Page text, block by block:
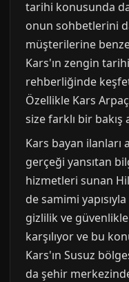
tarihi konusunda
onun sohbetlerini
müşterilerine
Kars'ın zengin
rehberliğinde
Özellikle Kars
size farklı bir bakış
Kars bayan ilanları
gerçeği yansıtan
hizmetleri sunan
de samimi
gizlilik ve
karşılıyor ve bu
Kars'ın Susuz
da şehir